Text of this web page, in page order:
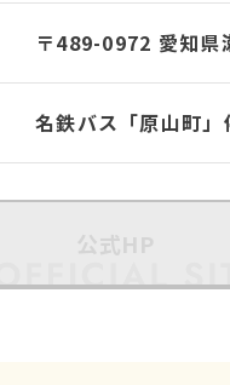
〒489-0972 愛知県
名鉄バス「原山町